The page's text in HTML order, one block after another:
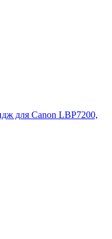
для Canon LBP7200,